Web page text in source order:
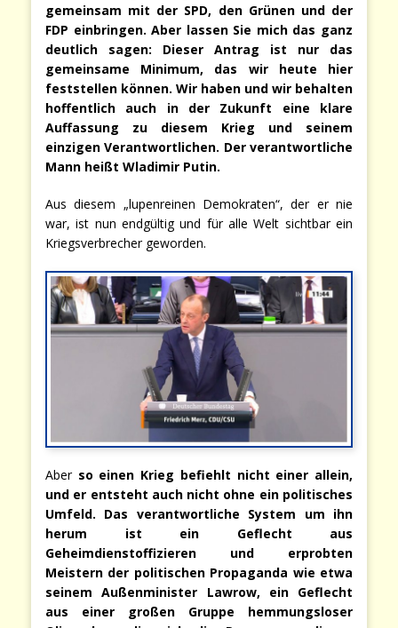
gemeinsam mit der SPD, den Grünen und der
FDP einbringen. Aber lassen Sie mich das ganz
deutlich sagen: Dieser Antrag ist nur das
gemeinsame Minimum, das wir heute hier
feststellen können. Wir haben und wir behalten
hoffentlich auch in der Zukunft eine klare
Auffassung zu diesem Krieg und seinem
einzigen Verantwortlichen. Der verantwortliche
Mann heißt Wladimir Putin.
Aus diesem „lupenreinen Demokraten“, der er nie
war, ist nun endgültig und für alle Welt sichtbar ein
Kriegsverbrecher geworden.
Aber so einen Krieg befiehlt nicht einer allein,
und er entsteht auch nicht ohne ein politisches
Umfeld. Das verantwortliche System um ihn
herum ist ein Geflecht aus
Geheimdienstoffizieren und erprobten
Meistern der politischen Propaganda wie etwa
seinem Außenminister Lawrow, ein Geflecht
aus einer großen Gruppe hemmungsloser